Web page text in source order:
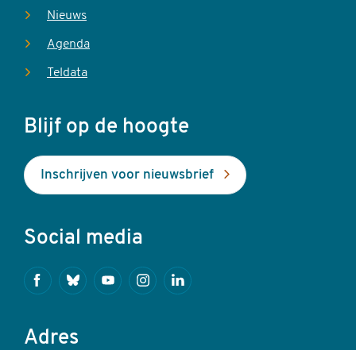
Nieuws
Agenda
Teldata
Blijf op de hoogte
Inschrijven voor nieuwsbrief
Social media
FacebookBlueskyYoutubeInstagramLinkedin
Adres